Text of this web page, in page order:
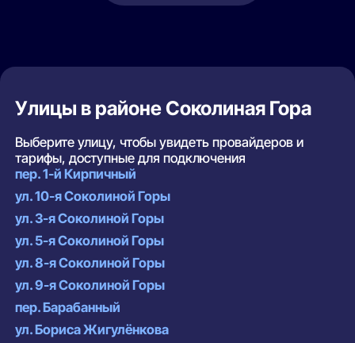
Улицы в районе Соколиная Гора
Выберите улицу, чтобы увидеть провайдеров и
тарифы, доступные для подключения
пер. 1-й Кирпичный
ул. 10-я Соколиной Горы
ул. 3-я Соколиной Горы
ул. 5-я Соколиной Горы
ул. 8-я Соколиной Горы
ул. 9-я Соколиной Горы
пер. Барабанный
ул. Бориса Жигулёнкова